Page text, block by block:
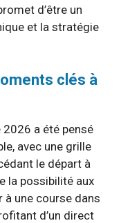
d’être un
et la stratégie
clés à
2026 a été pensé
avec une grille
le départ à
la possibilité aux
à une course dans
d’un direct